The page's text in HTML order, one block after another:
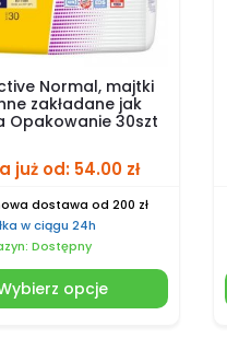
Normal, majtki
zakładane jak
Opakowanie 30szt
już od: 54.00 zł
dostawa od 200 zł
w ciągu 24h
Dostępny
opcje